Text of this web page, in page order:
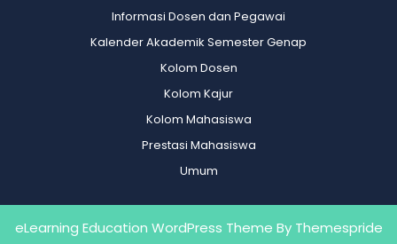
Informasi Dosen dan Pegawai
Kalender Akademik Semester Genap
Kolom Dosen
Kolom Kajur
Kolom Mahasiswa
Prestasi Mahasiswa
Umum
eLearning Education WordPress Theme By Themespride